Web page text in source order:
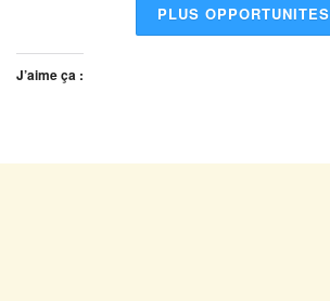
PLUS OPPORTUNITES
J’aime ça :